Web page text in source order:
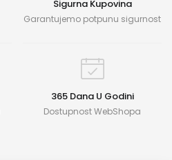
Sigurna Kupovina
Garantujemo potpunu sigurnost
365 Dana U Godini
Dostupnost WebShopa